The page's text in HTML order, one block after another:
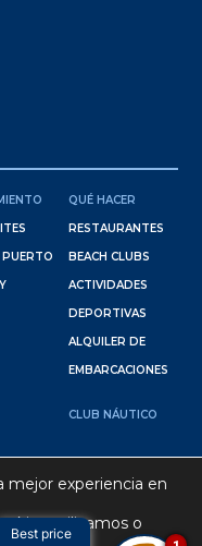
PUERTO
QUÉ HACER
RESTAURANTES
BEACH CLUBS
ACTIVIDADES
DEPORTIVAS
ALQUILER DE
EMBARCACIONES
CLUB NÁUTICO
mejor experiencia en
utilizamos o
Best price